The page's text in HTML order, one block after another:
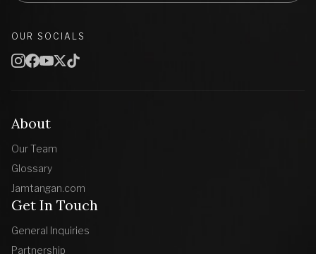
About
Our Team
Glossary
Jamtangan.com
Get In Touch
General Inquiries
Partnership
OUR SOCIALS